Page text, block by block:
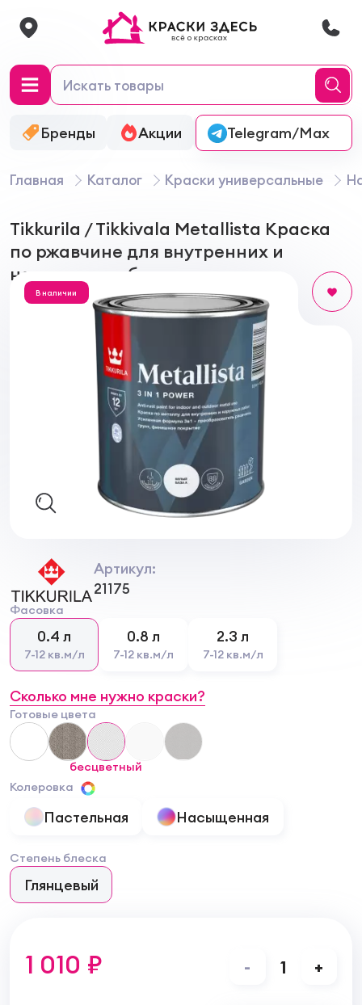
Бренды Акции Онлайн-колеровка
Telegram/Max
Главная Каталог Краски универсальные
Tikkurila / Tikkivala Metallista Краска
по ржавчине для внутренних и
наружных работ
В наличии
Артикул:
21175
Фасовка
0.4 л
7-12 кв.м/л
0.8 л
7-12 кв.м/л
2.3 л
7-12 кв.м/л
Сколько мне нужно краски?
Готовые цвета
бесцветный
Колеровка
Пастельная Насыщенная
Степень блеска
Глянцевый
1 010 ₽ - 1 +